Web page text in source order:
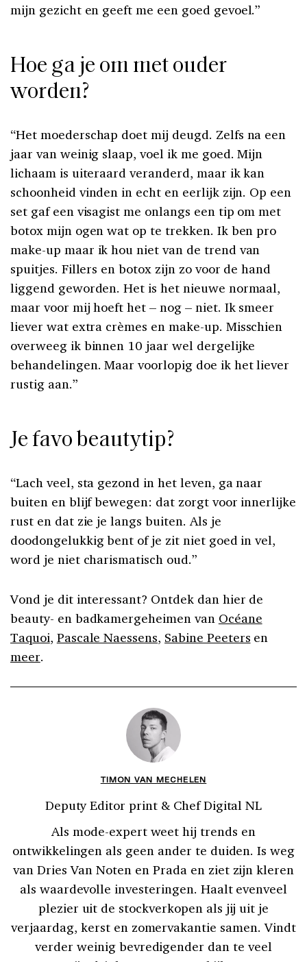
mijn gezicht en geeft me een goed gevoel.”
Hoe ga je om met ouder
worden?
“Het moederschap doet mij deugd. Zelfs na een
jaar van weinig slaap, voel ik me goed. Mijn
lichaam is uiteraard veranderd, maar ik kan
schoonheid vinden in echt en eerlijk zijn. Op een
set gaf een visagist me onlangs een tip om met
botox mijn ogen wat op te trekken. Ik ben pro
make-up maar ik hou niet van de trend van
spuitjes. Fillers en botox zijn zo voor de hand
liggend geworden. Het is het nieuwe normaal,
maar voor mij hoeft het – nog – niet. Ik smeer
liever wat extra crèmes en make-up. Misschien
overweeg ik binnen 10 jaar wel dergelijke
behandelingen. Maar voorlopig doe ik het liever
rustig aan.”
Je favo beautytip?
“Lach veel, sta gezond in het leven, ga naar
buiten en blijf bewegen: dat zorgt voor innerlijke
rust en dat zie je langs buiten. Als je
doodongelukkig bent of je zit niet goed in vel,
word je niet charismatisch oud.”
Vond je dit interessant? Ontdek dan hier de
beauty- en badkamergeheimen van Océane
Taquoi, Pascale Naessens, Sabine Peeters en
meer.
TIMON VAN MECHELEN
Deputy Editor print & Chef Digital NL
Als mode-expert weet hij trends en
ontwikkelingen als geen ander te duiden. Is weg
van Dries Van Noten en Prada en ziet zijn kleren
als waardevolle investeringen. Haalt evenveel
plezier uit de stockverkopen als jij uit je
verjaardag, kerst en zomervakantie samen. Vindt
verder weinig bevredigender dan te veel